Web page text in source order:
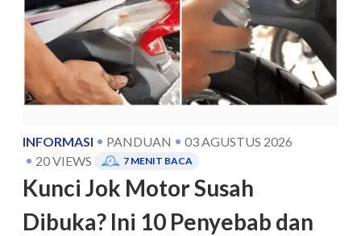
INFORMASI PANDUAN
03 AGUSTUS 2026
20VIEWS 7 MENIT BACA
Kunci Jok Motor Susah
Dibuka? Ini 10 Penyebab dan